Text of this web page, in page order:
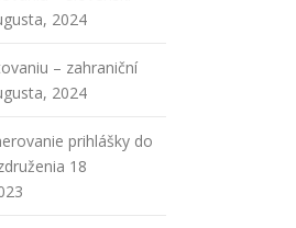
2024
– zahraniční
2024
prihlášky do
18